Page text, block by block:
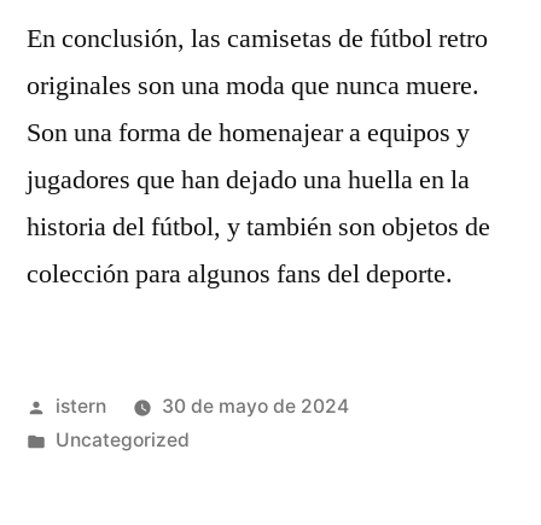
En conclusión, las camisetas de fútbol retro
originales son una moda que nunca muere.
Son una forma de homenajear a equipos y
jugadores que han dejado una huella en la
historia del fútbol, y también son objetos de
colección para algunos fans del deporte.
Publicado
por
istern
30 de mayo de 2024
Publicado
Uncategorized